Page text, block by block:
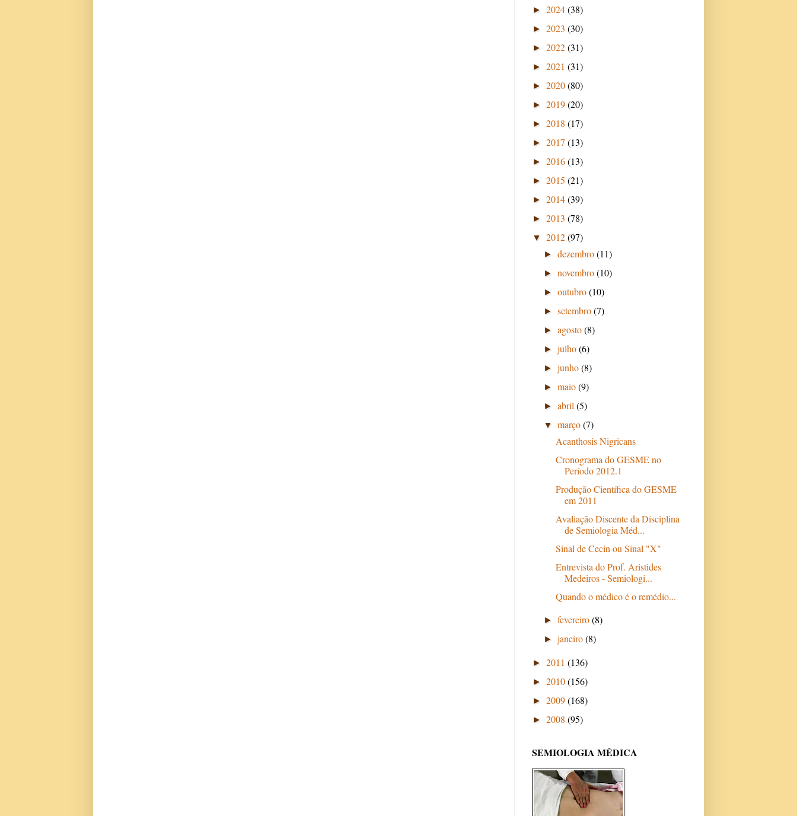
► 2024(38)
► 2023 (30)
► 2022(31)
► 2021 (31)
► 2020(80)
► 2019(20)
► 2018 (17)
► 2017 (13)
► 2016(13)
► 2015 (21)
► 2014(39)
► 2013 (78)
▼ 2012(97)
►dezembro(11)
►novembro(10)
►outubro(10)
►setembro(7)
►agosto(8)
►julho(6)
►junho(8)
►maio(9)
►abril(5)
▼março(7)
Acanthosis Nigricans
Cronograma do GESME no
Período 2012.1
Produção Científica do GESME
em 2011
Avaliação Discente da Disciplina
de Semiologia Méd...
Sinal de Cecin ou Sinal "X"
Entrevista do Prof. Aristides
Medeiros - Semiologi...
Quando o médico é o remédio...
►fevereiro(8)
►janeiro(8)
► 2011 (136)
► 2010(156)
► 2009(168)
► 2008 (95)
SEMIOLOGIA MÉDICA